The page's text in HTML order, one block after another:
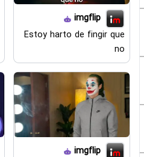
imgflip
Estoy harto de fingir que
no
imgflip